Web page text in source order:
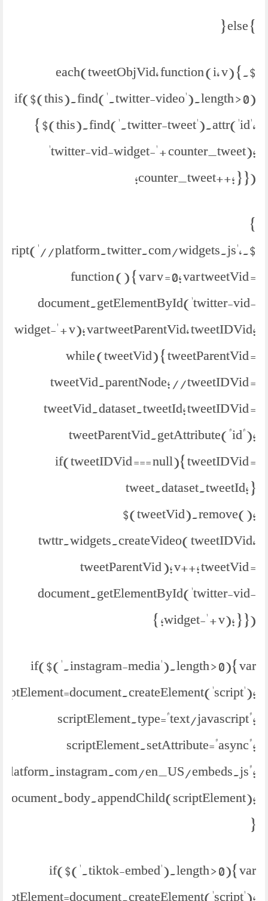
} else {
$.each(tweetObjVid, function (i, v) {
if($(this).find('.twitter-video').length > 0)
{ $(this).find('.twitter-tweet').attr('id',
'twitter-vid-widget-' + counter_tweet);
counter_tweet++; } });
}
platform.twitter.com/widgets.js',
function () { var v = 0; var tweetVid =
document.getElementById('twitter-vid-
widget-' + v); var tweetParentVid, tweetIDVid;
while (tweetVid) { tweetParentVid =
tweetVid.parentNode; //tweetIDVid =
tweetVid.dataset.tweetId; tweetIDVid =
tweetParentVid.getAttribute("id");
if(tweetIDVid === null){ tweetIDVid =
tweet.dataset.tweetId; }
$(tweetVid).remove();
twttr.widgets.createVideo( tweetIDVid,
tweetParentVid ); v++; tweetVid =
document.getElementById('twitter-vid-
widget-' + v); } }); }
if($('.instagram-media').length > 0){ var
scriptElement.type="text/javascript";
scriptElement.setAttribute="async";
en_US/embeds.js";
document.body.appendChild(scriptElement);
}
if($('.tiktok-embed').length > 0){ var